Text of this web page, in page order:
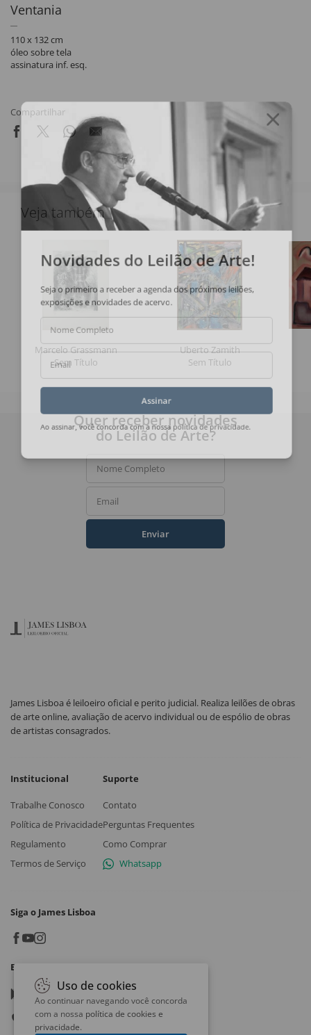
Ventania
110 x 132 cm
óleo sobre tela
assinatura inf. esq.
Compartilhar
Veja também
Marcelo Grassmann
Sem Título
Uberto Zamith
Sem Título
Novidades do Leilão de Arte!
Seja o primeiro a receber a agenda dos próximos leilões,
exposições e novidades de acervo.
Nome Completo
Email
Ao assinar, você concorda com a nossapolítica de privacidade
Quer receber novidades
do Leilão de Arte?
Nome Completo
Email
Enviar
James Lisboa é leiloeiro oficial e perito judicial. Realiza leilões de obras
de arte online, avaliação de acervo individual ou de espólio de obras
de artistas consagrados.
Institucional
Trabalhe Conosco
Política de Privacidade
Regulamento
Termos de Serviço
Suporte
Contato
Perguntas Frequentes
Como Comprar
Whatsapp
Siga o James Lisboa
Baixe o App
Google play
App store
Uso de cookies
Ao continuar navegando você concorda
com a nossa política de cookies e
privacidade.